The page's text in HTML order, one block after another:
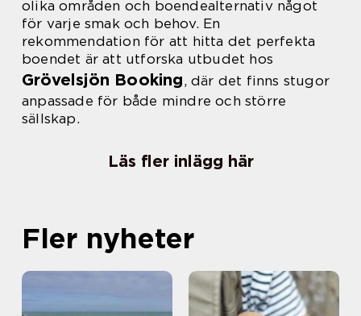
olika områden och boendealternativ något
för varje smak och behov. En
rekommendation för att hitta det perfekta
boendet är att utforska utbudet hos
Grövelsjön Booking, där det finns stugor
anpassade för både mindre och större
sällskap.
Läs fler inlägg här
Fler nyheter